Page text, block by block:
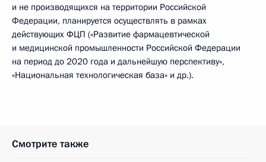
и не производящихся на территории Российской
Федерации, планируется осуществлять в рамках
действующих ФЦП («Развитие фармацевтической
и медицинской промышленности Российской Федерации
на период до 2020 года и дальнейшую перспективу»,
«Национальная технологическая база» и др.).
Смотрите также